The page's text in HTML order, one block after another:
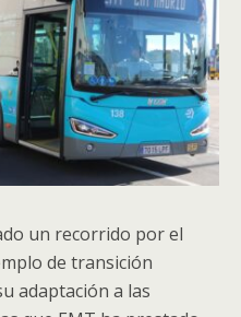
un recorrido por el
de transición
adaptación a las